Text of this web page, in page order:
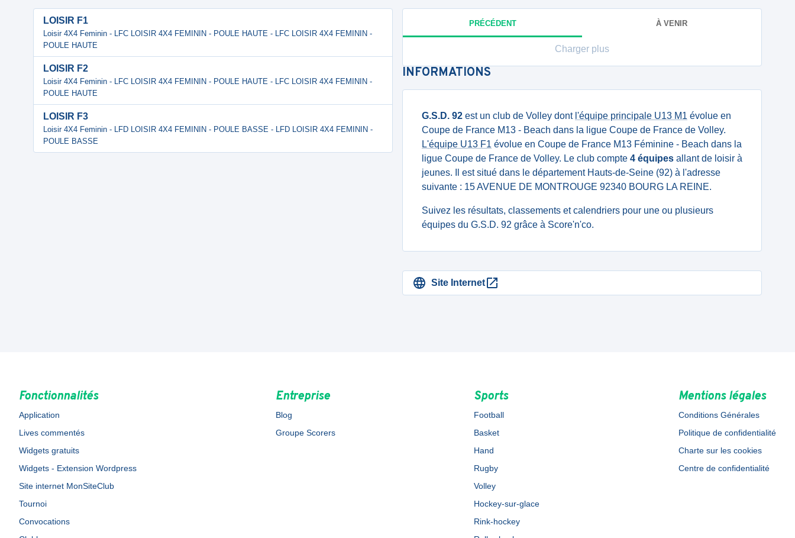
LOISIR F1
Loisir 4X4 Feminin - LFC LOISIR 4X4 FEMININ - POULE HAUTE - LFC LOISIR 4X4 FEMININ -
POULE HAUTE
LOISIR F2
Loisir 4X4 Feminin - LFC LOISIR 4X4 FEMININ - POULE HAUTE - LFC LOISIR 4X4 FEMININ -
POULE HAUTE
LOISIR F3
Loisir 4X4 Feminin - LFD LOISIR 4X4 FEMININ - POULE BASSE - LFD LOISIR 4X4 FEMININ -
POULE BASSE
PRÉCÉDENT À VENIR
Charger plus
INFORMATIONS
G.S.D. 92 est un club de Volley dont l'équipe principale U13 M1 évolue en
Coupe de France M13 - Beach dans la ligue Coupe de France de Volley.
L'équipe U13 F1 évolue en Coupe de France M13 Féminine - Beach dans la
ligue Coupe de France de Volley. Le club compte 4 équipes allant de loisir à
jeunes. Il est situé dans le département Hauts-de-Seine (92) à l'adresse
suivante : 15 AVENUE DE MONTROUGE 92340 BOURG LA REINE.
Suivez les résultats, classements et calendriers pour une ou plusieurs
équipes du G.S.D. 92 grâce à Score'n'co.
Site Internet
Fonctionnalités
Application
Lives commentés
Widgets gratuits
Widgets - Extension Wordpress
Site internet MonSiteClub
Tournoi
Convocations
Entreprise
Blog
Groupe Scorers
Sports
Football
Basket
Hand
Rugby
Volley
Hockey-sur-glace
Rink-hockey
Mentions légales
Conditions Générales
Politique de confidentialité
Charte sur les cookies
Centre de confidentialité